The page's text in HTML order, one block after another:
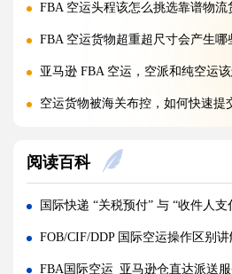
FBA 空运头程该怎么挑选靠谱物流货代
FBA 空运货物超重超尺寸会产生哪些附加费
亚马逊 FBA 空运，空派和纯空运该怎么选择
空运货物被海关布控，如何快速提交材料申
国际空运低申报被海关查到，罚款比例是多
国际空运的运单有什么作用，包含哪些关键
国内哪些港口是国际空运主流始发机场
什么是泡货、重货，国际空运分别怎么定
阅读百科
国际快递 “关税预付” 与 “收件人支付”，哪种更不
FOB/CIF/DDP 国际空运操作区别讲
FBA国际空运_亚马逊仓直达派送服务（亚